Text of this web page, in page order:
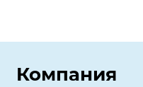
Компания